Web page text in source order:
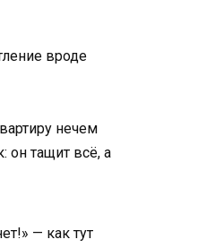
вроде
нечем
он тащит всё, а
— как тут